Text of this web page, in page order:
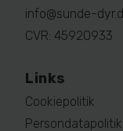
info@sunde-
CVR: 45920933
Links
Cookiepolitik
Persondatapolitik